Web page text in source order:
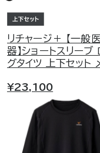
リチャージ＋ 【一般
器】ショートスリーブ
グタイツ 上下セット
¥23,100